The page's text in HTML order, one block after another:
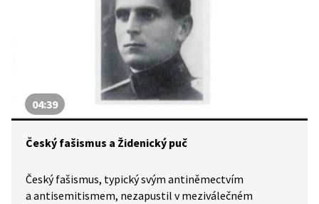
04:39
Český fašismus a Židenický puč
Český fašismus, typický svým antiněmectvím
a antisemitismem, nezapustil v meziválečném